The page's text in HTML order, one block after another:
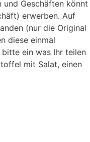
und Geschäften könnt
erwerben. Auf
(nur die Original
diese einmal
ein was Ihr teilen
mit Salat, einen